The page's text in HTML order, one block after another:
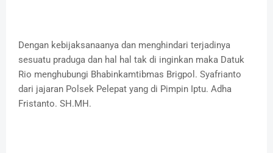
Dengan kebijaksanaanya dan menghindari terjadinya
sesuatu praduga dan hal hal tak di inginkan maka Datuk
Rio menghubungi Bhabinkamtibmas Brigpol. Syafrianto
dari jajaran Polsek Pelepat yang di Pimpin Iptu. Adha
Fristanto. SH.MH.